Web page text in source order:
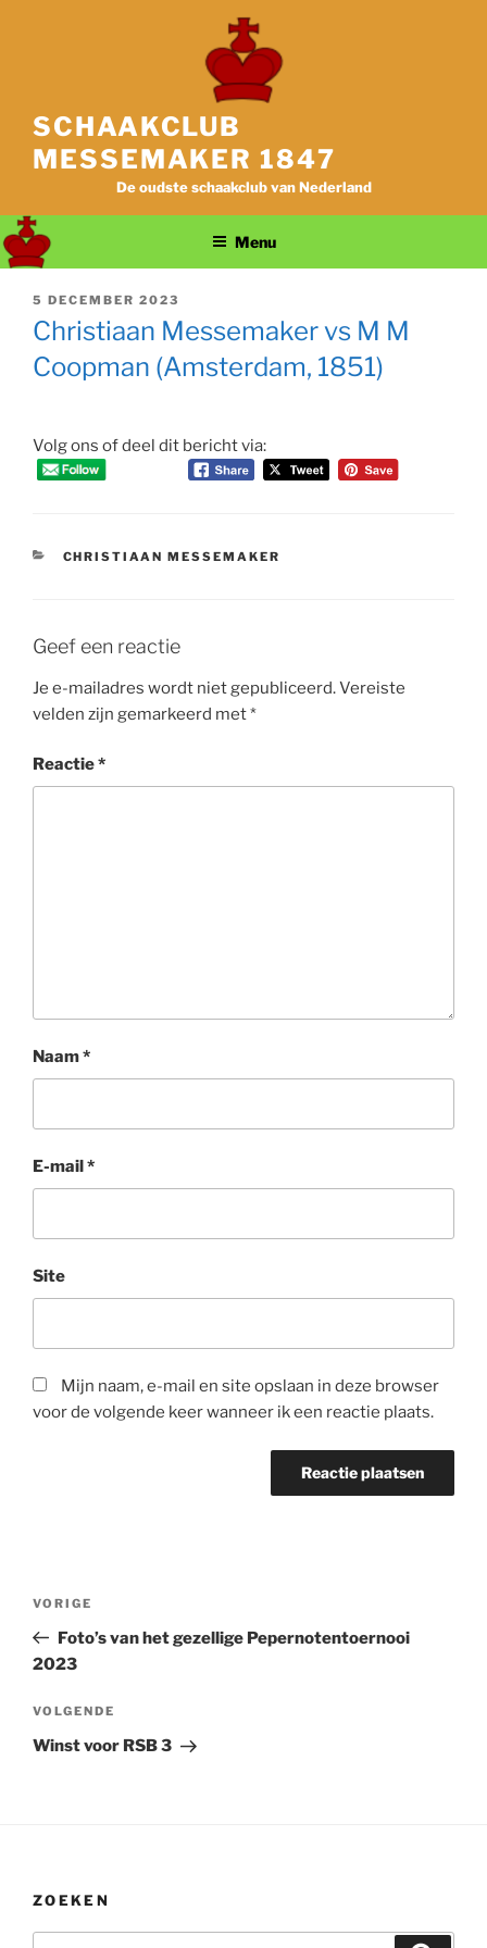
SCHAAKCLUB
MESSEMAKER 1847
De oudste schaakclub van Nederland
Menu
GEPLAATST
OP
5 DECEMBER 2023
Christiaan Messemaker vs M M
Coopman (Amsterdam, 1851)
Volg ons of deel dit bericht via:
CATEGORIEËN
CHRISTIAAN MESSEMAKER
Geef een reactie
Je e-mailadres wordt niet gepubliceerd.Vereiste
velden zijn gemarkeerd met*
Reactie*
Naam*
E-mail*
Site
Mijn naam, e-mail en site opslaan in deze browser
voor de volgende keer wanneer ik een reactie plaats.
Vorig
bericht
VORIGE
Foto’s van het gezellige Pepernotentoernooi
2023
Volgend
bericht
VOLGENDE
Winst voor RSB 3
ZOEKEN